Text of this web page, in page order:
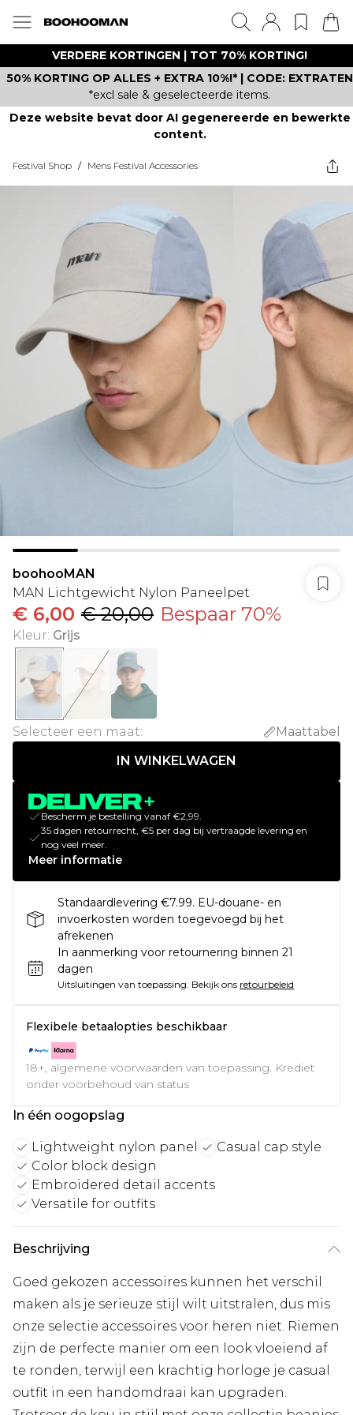
VERDERE KORTINGEN | TOT 70% KORTING!
50% KORTING OP ALLES + EXTRA 10%!* | CODE: EXTRATEN
*excl sale & geselecteerde items.
Deze website bevat door AI gegenereerde en bewerkte
content.
Festival Shop / Mens Festival Accessories
boohooMAN
MAN Lichtgewicht Nylon Paneelpet
€ 6,00 € 20,00 Bespaar 70%
Kleur: Grijs
Selecteer een maat:
Maattabel
IN WINKELWAGEN
Bescherm je bestelling vanaf €2,99.
35 dagen retourrecht, €5 per dag bij vertraagde levering en
nog veel meer.
Meer informatie
Standaardlevering €7.99. EU-douane- en
invoerkosten worden toegevoegd bij het
afrekenen
In aanmerking voor retournering binnen 21
dagen
Uitsluitingen van toepassing. Bekijk ons retourbeleid
Flexibele betaalopties beschikbaar
18+, algemene voorwaarden van toepassing. Krediet
onder voorbehoud van status
In één oogopslag
Lightweight nylon panel
Casual cap style
Color block design
Embroidered detail accents
Versatile for outfits
Beschrijving
Goed gekozen accessoires kunnen het verschil
maken als je serieuze stijl wilt uitstralen, dus mis
onze selectie accessoires voor heren niet. Riemen
zijn de perfecte manier om een look vloeiend af
te ronden, terwijl een krachtig horloge je casual
outfit in een handomdraai kan upgraden.